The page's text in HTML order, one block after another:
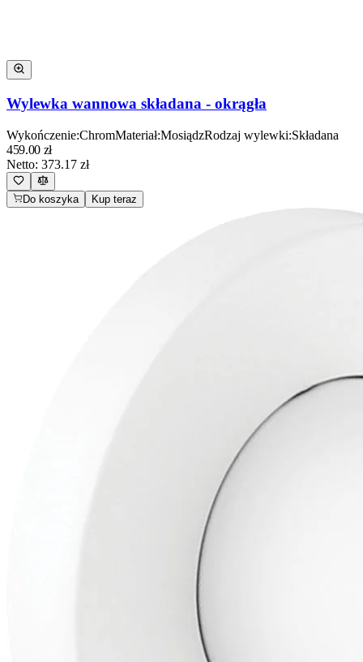
Wylewka wannowa składana - okrągła
Wykończenie:ChromMateriał:MosiądzRodzaj wylewki:Składana
459.00 zł
Netto: 373.17 zł
Do koszyka Kup teraz